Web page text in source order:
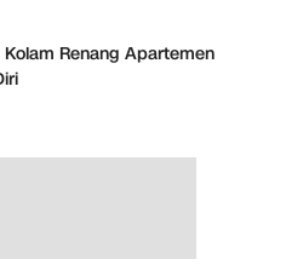
Renang Apartemen